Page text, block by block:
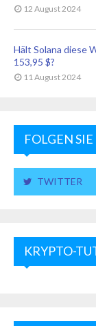
12 August 2024
Hält Solana diese
153,95 $?
11 August 2024
FOLGEN SIE
TWITTER
KRYPTO-